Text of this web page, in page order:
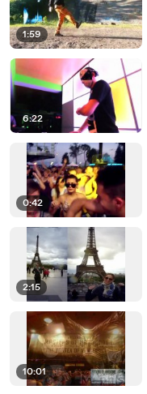
1:59
6:22
0:42
2:15
10:01